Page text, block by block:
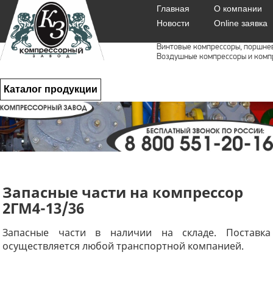
Главная
О компании
Новости
Online заявка
Винтовые компрессоры,
Воздушные компрессоры и
Каталог продукции
Запасные части на компрессор
2ГМ4-13/36
Запасные части в наличии на складе. Поставка
осуществляется любой транспортной компанией.